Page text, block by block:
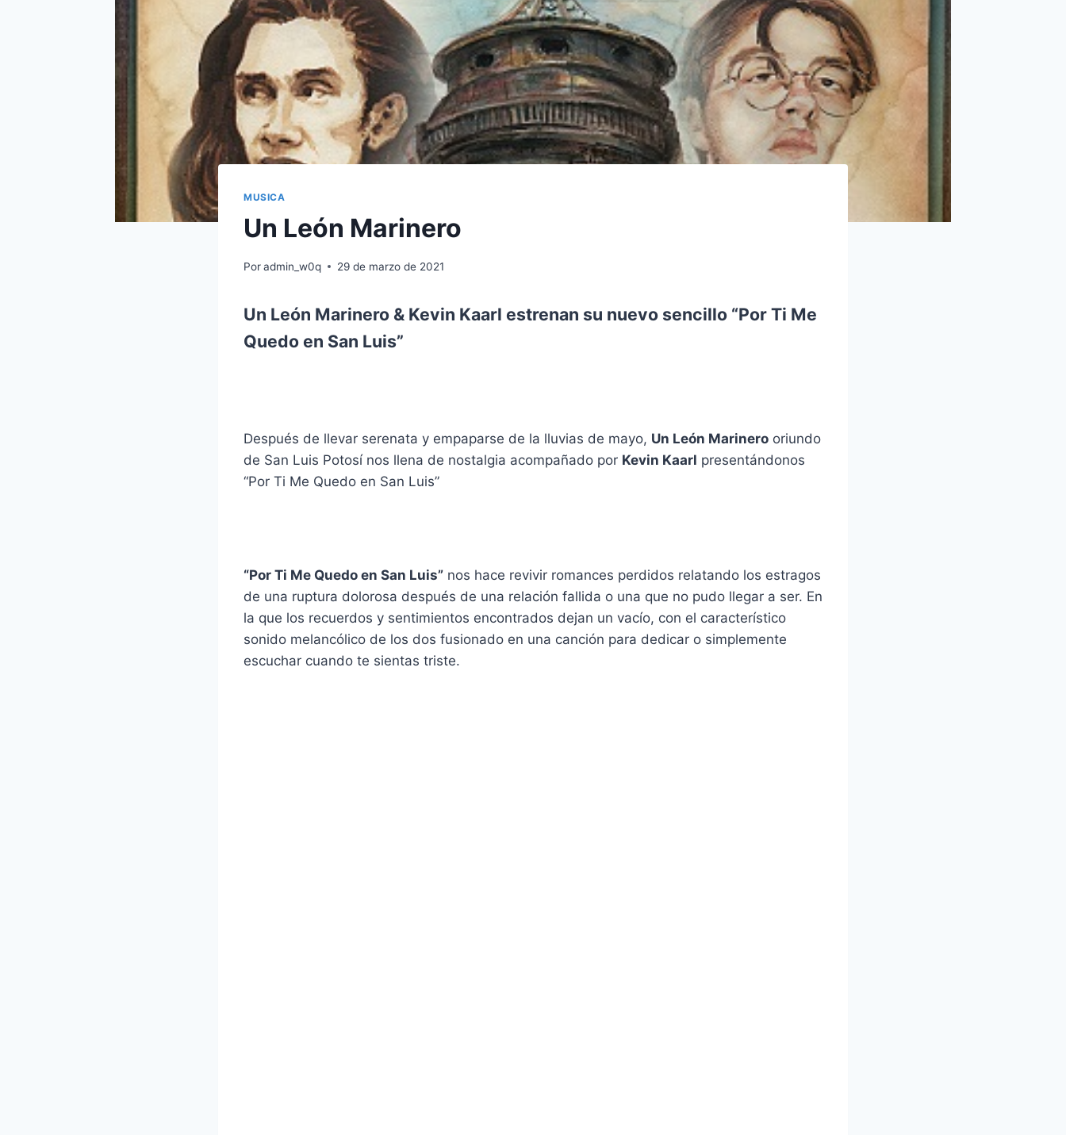
MUSICA
Un León Marinero
Poradmin_w0q 29 de marzo de 2021
Un León Marinero & Kevin Kaarl estrenan su nuevo sencillo “Por Ti Me
Quedo en San Luis”
Después de llevar serenata y empaparse de la lluvias de mayo, Un León Marinero oriundo
de San Luis Potosí nos llena de nostalgia acompañado por Kevin Kaarl presentándonos
“Por Ti Me Quedo en San Luis”
“Por Ti Me Quedo en San Luis” nos hace revivir romances perdidos relatando los estragos
de una ruptura dolorosa después de una relación fallida o una que no pudo llegar a ser. En
la que los recuerdos y sentimientos encontrados dejan un vacío, con el característico
sonido melancólico de los dos fusionado en una canción para dedicar o simplemente
escuchar cuando te sientas triste.